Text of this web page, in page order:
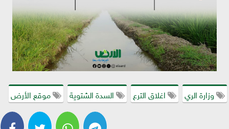
وزارة الري اغلاق الترع السدة الشتوية موقع الأرض